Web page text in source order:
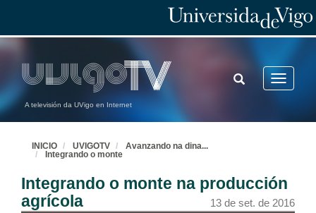
A televisión da UVigo en Internet
Toggle
TOGGLE
SEARCH
INICIO UVIGOTV Avanzando na dina...
Integrando o monte
Integrando o monte na producción
agrícola
13 de set. de 2016